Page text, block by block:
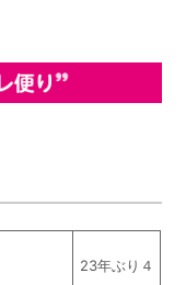
23年ぶり４